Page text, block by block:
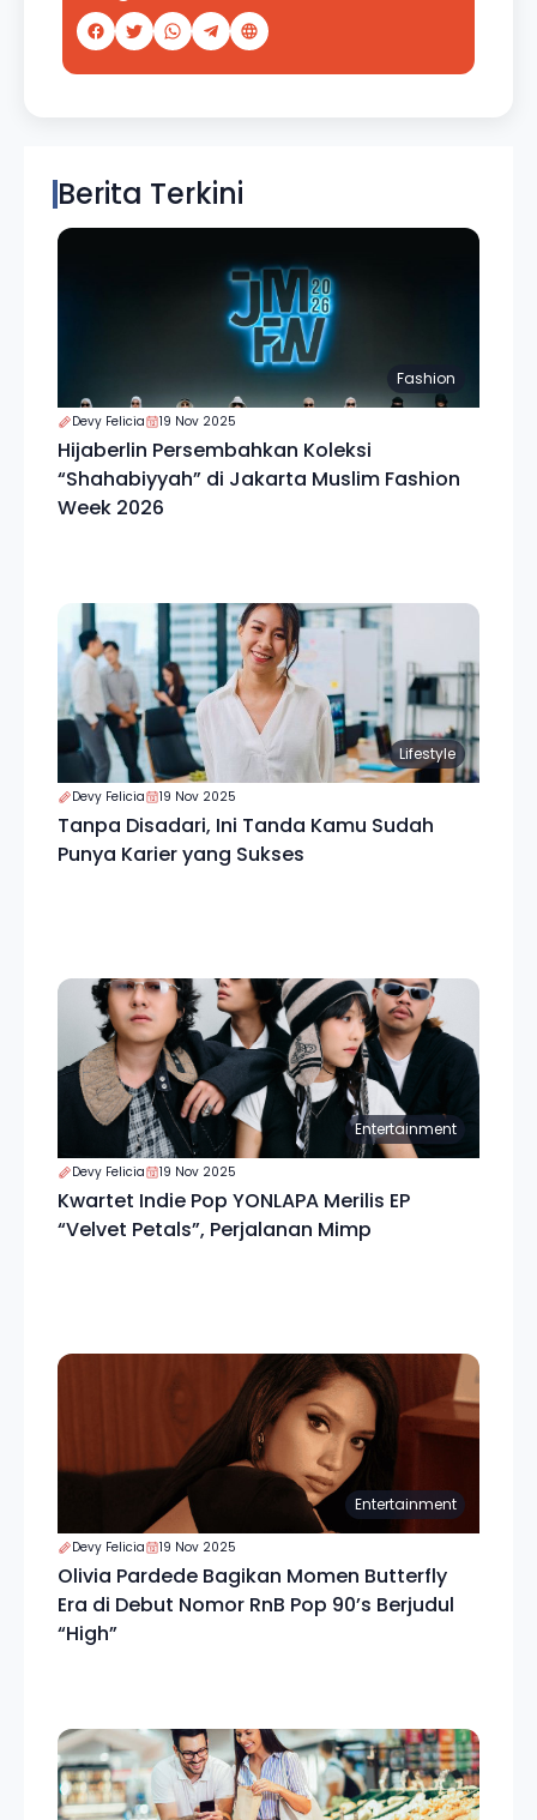
Berita Terkini
Fashion
Devy Felicia 19 Nov 2025
Hijaberlin Persembahkan Koleksi
“Shahabiyyah” di Jakarta Muslim Fashion
Week 2026
Lifestyle
Devy Felicia 19 Nov 2025
Tanpa Disadari, Ini Tanda Kamu Sudah
Punya Karier yang Sukses
Entertainment
Devy Felicia 19 Nov 2025
Kwartet Indie Pop YONLAPA Merilis EP
“Velvet Petals”, Perjalanan Mimp
Entertainment
Devy Felicia 19 Nov 2025
Olivia Pardede Bagikan Momen Butterfly
Era di Debut Nomor RnB Pop 90’s Berjudul
“High”